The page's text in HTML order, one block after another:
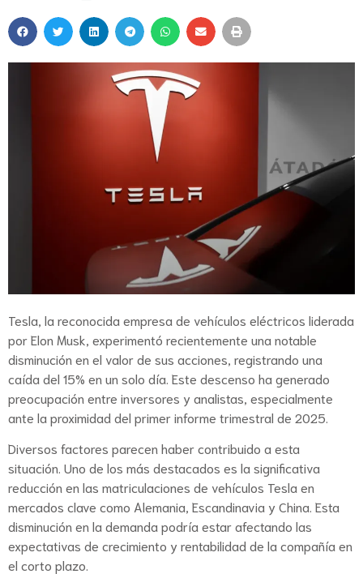
Tesla, la reconocida empresa de vehículos eléctricos liderada
por Elon Musk, experimentó recientemente una notable
disminución en el valor de sus acciones, registrando una
caída del 15% en un solo día. Este descenso ha generado
preocupación entre inversores y analistas, especialmente
ante la proximidad del primer informe trimestral de 2025.
Diversos factores parecen haber contribuido a esta
situación. Uno de los más destacados es la significativa
reducción en las matriculaciones de vehículos Tesla en
mercados clave como Alemania, Escandinavia y China. Esta
disminución en la demanda podría estar afectando las
expectativas de crecimiento y rentabilidad de la compañía en
el corto plazo.